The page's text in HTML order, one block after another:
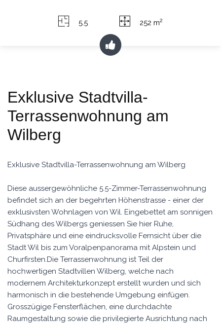
5.5 252 m2
Exklusive Stadtvilla-
Terrassenwohnung am
Wilberg
Exklusive Stadtvilla-Terrassenwohnung am Wilberg
Diese aussergewöhnliche 5.5-Zimmer-Terrassenwohnung
befindet sich an der begehrten Höhenstrasse - einer der
exklusivsten Wohnlagen von Wil. Eingebettet am sonnigen
Südhang des Wilbergs geniessen Sie hier Ruhe,
Privatsphäre und eine eindrucksvolle Fernsicht über die
Stadt Wil bis zum Voralpenpanorama mit Alpstein und
Churfirsten.Die Terrassenwohnung ist Teil der
hochwertigen Stadtvillen Wilberg, welche nach
modernem Architekturkonzept erstellt wurden und sich
harmonisch in die bestehende Umgebung einfügen.
Grosszügige Fensterflächen, eine durchdachte
Raumgestaltung sowie die privilegierte Ausrichtung nach